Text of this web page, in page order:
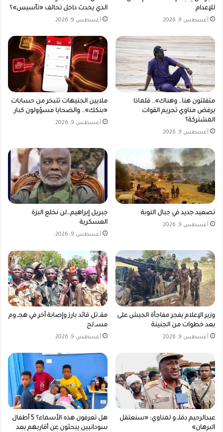
ك
للإعدام
أغسطس 9, 2026
الذي يحدث داخل تحالف «تأسيس»؟
أغسطس 9, 2026
متفلتون هنا.. وهناك».. فلماذا
يرفض مناوي تجريم القوات
المشتركة؟
أغسطس 9, 2026
ملايين الجنيهات تتبخر من حسابات
«بنكك».. والضحايا مسؤولون كبار
أغسطس 9, 2026
تصعيد جديد في جبال النوبة
أغسطس 9, 2026
جبريل إبراهيم…لن نخلع البزة
العسكرية
أغسطس 9, 2026
وزير الإعلام يفجر مفاجأة الجيش على
بعد خطوات من الجنينة
أغسطس 9, 2026
مقـ.تل قائد بارز وإصابة آخر في هجـ.وم
مسـ.لح
أغسطس 9, 2026
عبدالرحيم دقلـ.و لمناوي: «سنعتقل
البرهان»
هل تعرفون هذه الأسماء؟ 5 أطفال
سودانيين يبحثون عن أقاربهم بعد